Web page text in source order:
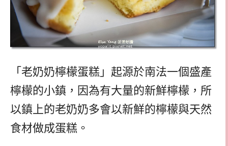
「老奶奶檸檬蛋糕」起源於南法一個盛產
檸檬的小鎮，因為有大量的新鮮檸檬，所
以鎮上的老奶奶多會以新鮮的檸檬與天然
食材做成蛋糕。